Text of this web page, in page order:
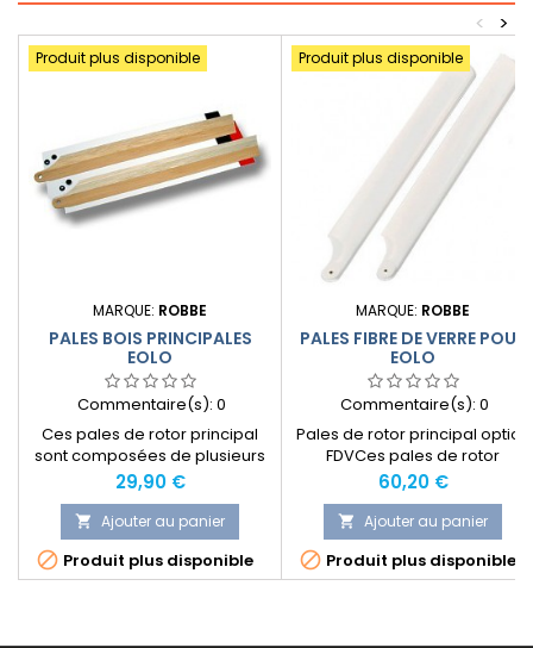
>
<
Produit plus disponible
MARQUE: ROBBE
PALES BOIS PRINCIPALES
EOLO
Commentaire(s): 0
Ces pales de rotor principal
sont composées de plusieurs
couches de bois collées et
fraisées. Pour corriger de
manière optimale le centre de
gravité, a été intégré un
contrepoids en plomb d'usine.
Le kit contient le film d
Prix
29,90 €
 Ajouter au panier
 Produit plus disponible
Produit plus disponible
MARQUE: ROBBE
PALES FIBRE DE VERRE POUR
EOLO
Commentaire(s): 0
Pales de rotor principal option
FDVCes pales de rotor
principal en plastique renforcé
fibre de carbone
spécialement conçues pour
l'Eolo. Elles sont pourvues d
´une surface à haute brillance
teintée et sont
Prix
60,20 €
 Ajouter au panier
 Produit plus disponible